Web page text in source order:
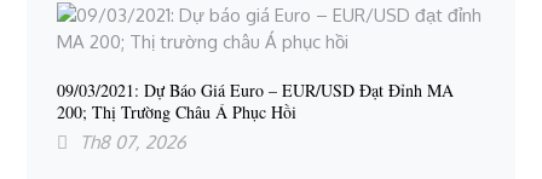
09/03/2021: Dự Báo Giá Euro – EUR/USD Đạt Đỉnh MA
200; Thị Trường Châu Á Phục Hồi
Th8 07, 2026